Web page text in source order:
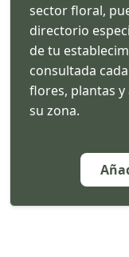
sector floral,
directorio
de tu
consultada
flores, plantas
su zona.